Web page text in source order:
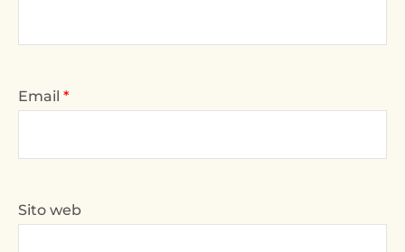
Email *
Sito web